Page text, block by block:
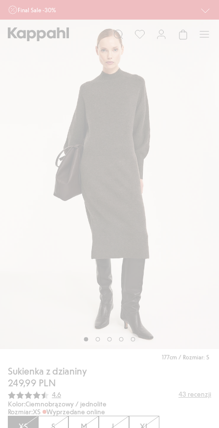
Final Sale -30%
działu outlet do 10.8 w sklepach Kappahl i Newbie oraz na kappahl.com. Ofert
nie łączymy
Dziecko
177cm / Rozmiar: S
Sukienka z dzianiny
249,99 PLN
Średnia ocena:
4.6 43 recenzji
Kolor:Ciemnobrązowy / jednolite
Rozmiar:XS Wyprzedane online